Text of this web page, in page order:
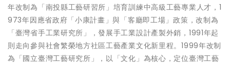
年改制為「南投縣工藝研習所」培育訓練中高級工藝專業人才，1
973年因應省政府「小康計畫」與「客廳即工場」政策，改制為
「臺灣省手工業研究所」，發展手工業設計產製外銷，1991年起
則走向參與社會繁榮地方社區工藝產業文化新里程。1999年改制
為「國立臺灣工藝研究所」，以「文化」為核心，定位臺灣工藝